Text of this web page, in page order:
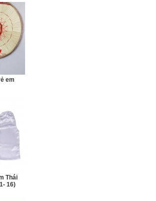
em
Thái
16)